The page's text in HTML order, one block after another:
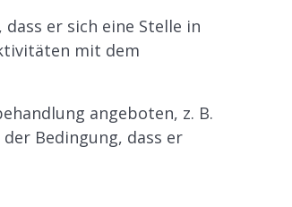
er sich eine Stelle in
mit dem
angeboten, z. B.
Bedingung, dass er